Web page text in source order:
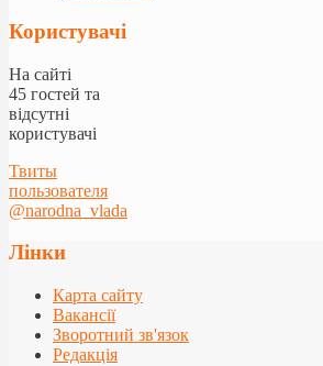
Користувачі
На сайті
45 гостей та
відсутні
користувачі
Твиты
пользователя
@narodna_vlada
Лінки
Карта сайту
Вакансії
Зворотний зв'язок
Редакція